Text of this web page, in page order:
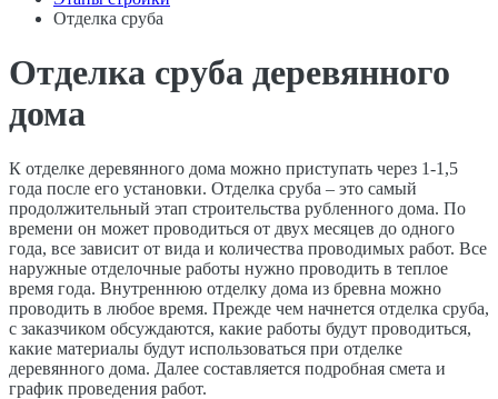
Отделка сруба
Отделка сруба деревянного
дома
К отделке деревянного дома можно приступать через 1-1,5
года после его установки. Отделка сруба – это самый
продолжительный этап строительства рубленного дома. По
времени он может проводиться от двух месяцев до одного
года, все зависит от вида и количества проводимых работ. Все
наружные отделочные работы нужно проводить в теплое
время года. Внутреннюю отделку дома из бревна можно
проводить в любое время. Прежде чем начнется отделка сруба,
с заказчиком обсуждаются, какие работы будут проводиться,
какие материалы будут использоваться при отделке
деревянного дома. Далее составляется подробная смета и
график проведения работ.